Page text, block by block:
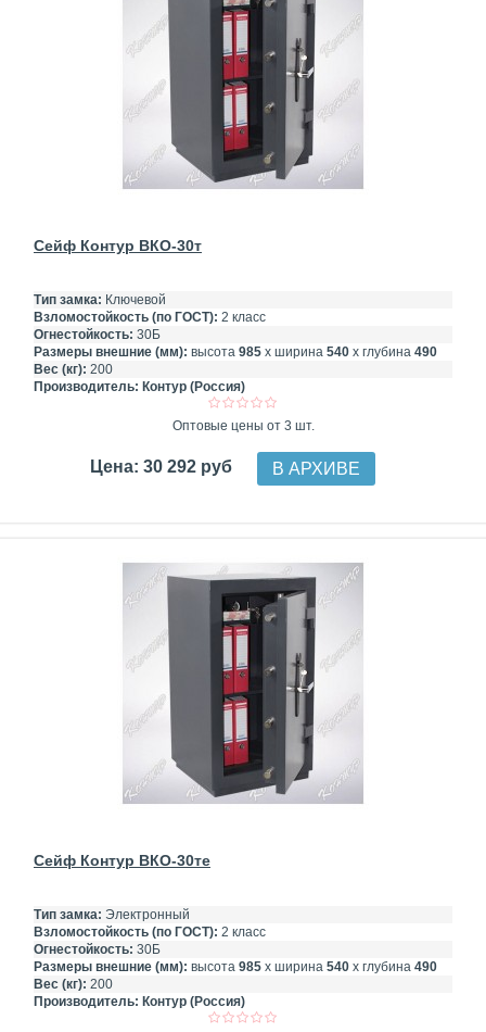
Сейф Контур ВКО-30т
Тип замка: Ключевой
Взломостойкость (по ГОСТ): 2 класс
Огнестойкость: 30Б
Размеры внешние (мм): высота 985 х ширина 540 х глубина 490
Вес (кг): 200
Производитель: Контур (Россия)
Оптовые цены от 3 шт.
Цена: 30 292 руб В АРХИВЕ
Сейф Контур ВКО-30те
Тип замка: Электронный
Взломостойкость (по ГОСТ): 2 класс
Огнестойкость: 30Б
Размеры внешние (мм): высота 985 х ширина 540 х глубина 490
Вес (кг): 200
Производитель: Контур (Россия)